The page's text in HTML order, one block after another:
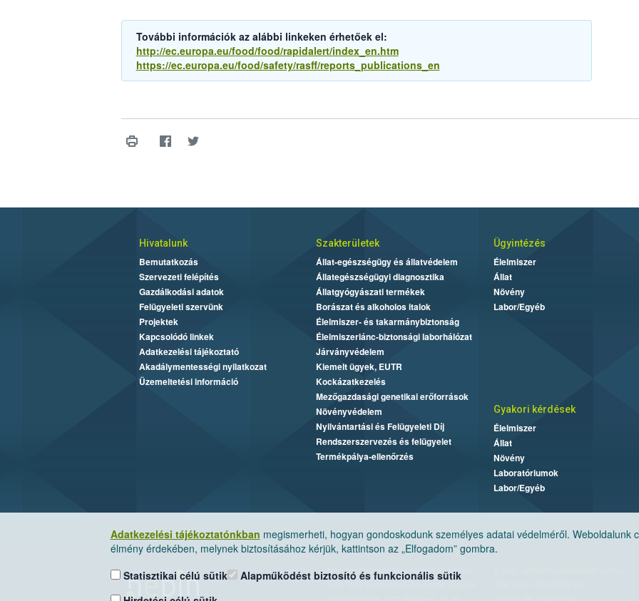
További információk az alábbi linkeken érhetőek el:
http://ec.europa.eu/food/food/rapidalert/index_en.htm
https://ec.europa.eu/food/safety/rasff/reports_publications_en
Adatkezelési tájékoztatónkban megismerheti, hogyan gondoskodunk személyes adatai védelméről. Weboldalunk
élmény érdekében, melynek biztosításához kérjük, kattintson az „Elfogadom” gombra.
Statisztikai célú sütik
Alapműködést biztosító és funkcionális sütik
Hivatalunk
Bemutatkozás
Szervezeti felépítés
Gazdálkodási adatok
Felügyeleti szervünk
Projektek
Kapcsolódó linkek
Adatkezelési tájékoztató
Akadálymentességi nyilatkozat
Üzemeltetési információ
Szakterületek
Állat-egészségügy és állatvédelem
Állategészségügyi diagnosztika
Állatgyógyászati termékek
Borászat és alkoholos italok
Élelmiszer- és takarmánybiztonság
Élelmiszerlánc-biztonsági laborhálózat
Járványvédelem
Kiemelt ügyek, EUTR
Kockázatkezelés
Mezőgazdasági genetikai erőforrások
Növényvédelem
Nyilvántartási és Felügyeleti Díj
Rendszerszervezés és felügyelet
Termékpálya-ellenőrzés
Ügyintézés
Élelmiszer
Állat
Növény
Labor/Egyéb
Gyakori kérdések
Élelmiszer
Állat
Növény
Laboratóriumok
Labor/Egyéb
Nemzeti Élelmiszerlánc-biztonsági Hivatal